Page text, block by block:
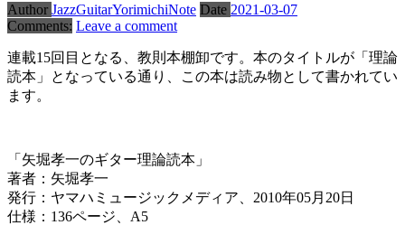
Author JazzGuitarYorimichiNote Date 2021-03-07
Comments: Leave a comment
連載15回目となる、教則本棚卸です。本のタイトルが「理論
読本」となっている通り、この本は読み物として書かれてい
ます。
「矢堀孝一のギター理論読本」
著者：矢堀孝一
発行：ヤマハミュージックメディア、2010年05月20日
仕様：136ページ、A5